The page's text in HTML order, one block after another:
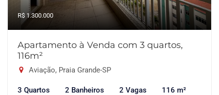
R$ 1.300.000
Apartamento à Venda com 3 quartos,
116m²
Aviação, Praia Grande-SP
3 Quartos 2 Banheiros 2 Vagas 116 m²